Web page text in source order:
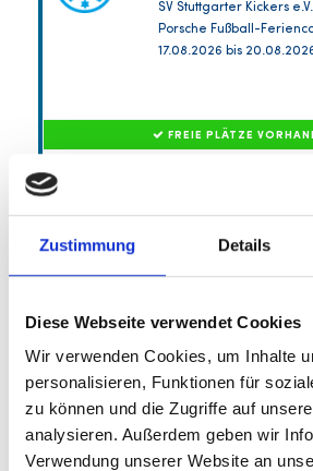
Zustimmung Details
Diese Webseite verwendet Cookies
Wir verwenden Cookies, um Inhalte
personalisieren, Funktionen für
zu können und die Zugriffe auf
analysieren. Außerdem geben wir
Verwendung unserer Website an
SV Stuttgarter Kickers e.V.
Porsche Fußball-
17.08.2026 bis
FREIE PLÄTZE